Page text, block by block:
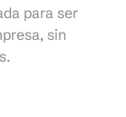
para ser
sin